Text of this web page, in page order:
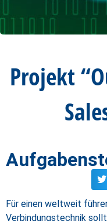
Projekt
Für einen weltweit
Verbindungstechnik